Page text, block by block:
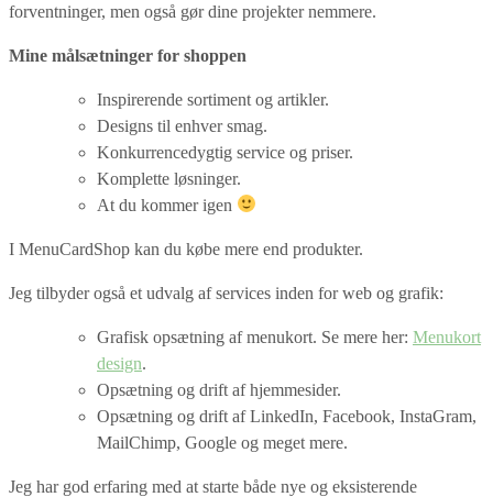
forventninger, men også gør dine projekter nemmere.
Mine målsætninger for shoppen
Inspirerende sortiment og artikler.
Designs til enhver smag.
Konkurrencedygtig service og priser.
Komplette løsninger.
At du kommer igen
I MenuCardShop kan du købe mere end produkter.
Jeg tilbyder også et udvalg af services inden for web og grafik:
Grafisk opsætning af menukort. Se mere her: Menukort
design.
Opsætning og drift af hjemmesider.
Opsætning og drift af LinkedIn, Facebook, InstaGram,
MailChimp, Google og meget mere.
Jeg har god erfaring med at starte både nye og eksisterende